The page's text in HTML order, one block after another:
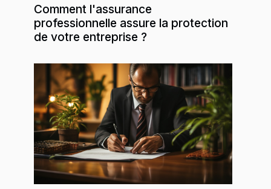
Comment l'assurance
professionnelle assure la protection
de votre entreprise ?